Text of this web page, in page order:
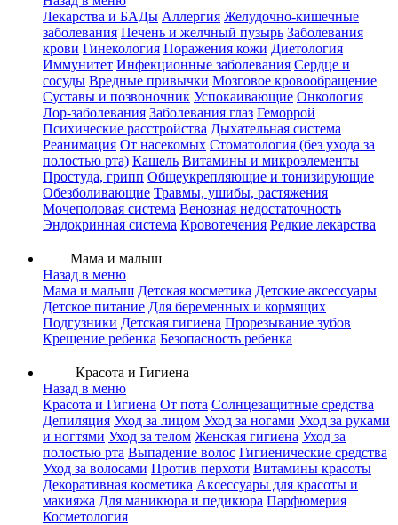
Лекарства и БАДы Аллергия Желудочно-кишечные
заболевания Печень и желчный пузырь Заболевания
крови Гинекология Поражения кожи Диетология
Иммунитет Инфекционные заболевания Сердце и
сосуды Вредные привычки Мозговое кровообращение
Суставы и позвоночник Успокаивающие Онкология
Лор-заболевания Заболевания глаз Геморрой
Психические расстройства Дыхательная система
Реанимация От насекомых Стоматология (без ухода за
полостью рта) Кашель Витамины и микроэлементы
Простуда, грипп Общеукрепляющие и тонизирующие
Обезболивающие Травмы, ушибы, растяжения
Мочеполовая система Венозная недостаточность
Эндокринная система Кровотечения Редкие лекарства
Мама и малыш
Назад в меню
Мама и малыш Детская косметика Детские аксессуары
Детское питание Для беременных и кормящих
Подгузники Детская гигиена Прорезывание зубов
Крещение ребенка Безопасность ребенка
Красота и Гигиена
Назад в меню
Красота и Гигиена От пота Солнцезащитные средства
Депиляция Уход за лицом Уход за ногами Уход за руками
и ногтями Уход за телом Женская гигиена Уход за
полостью рта Выпадение волос Гигиенические средства
Уход за волосами Против перхоти Витамины красоты
Декоративная косметика Аксессуары для красоты и
макияжа Для маникюра и педикюра Парфюмерия
Косметология